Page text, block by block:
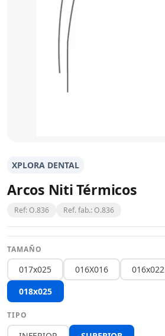
XPLORA DENTAL
Arcos Niti Térmicos
Ref: O.836 Ref. fab.: O.836
TAMAÑO
017x025 016X016 016x022
018x025
TIPO